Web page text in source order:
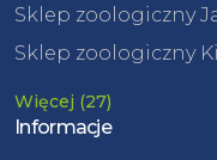
Sklep zoologiczny
Sklep zoologiczny
Więcej (27)
Informacje